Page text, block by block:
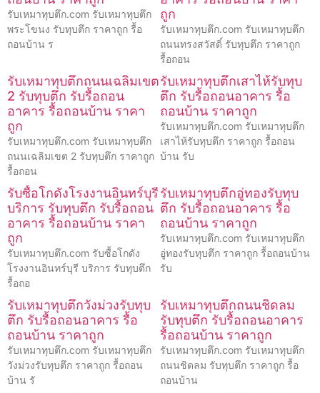
รับเหมาทุบตึก.com รับเหมาทุบตึก
พระโขนง รับทุบตึก ราคาถูก รื้อ
ถอนบ้าน ร
ถูก
รับเหมาทุบตึก.com รับเหมาทุบตึก
ถนนทรงสวัสดิ์ รับทุบตึก ราคาถูก
รื้อถอน
รับเหมาทุบตึกถนนเฉลิมเขต
2 รับทุบตึก รับรื้อถอน
อาคาร รื้อถอนบ้าน ราคา
ถูก
รับเหมาทุบตึก.com รับเหมาทุบตึก
ถนนเฉลิมเขต 2 รับทุบตึก ราคาถูก
รื้อถอน
รับเหมาทุบตึกเสาไห้รับทุบ
ตึก รับรื้อถอนอาคาร รื้อ
ถอนบ้าน ราคาถูก
รับเหมาทุบตึก.com รับเหมาทุบตึก
เสาไห้รับทุบตึก ราคาถูก รื้อถอน
บ้าน รับ
รับซื้อโกดังโรงงานอินทร์บุรี
บริการ รับทุบตึก รับรื้อถอน
อาคาร รื้อถอนบ้าน ราคา
ถูก
รับเหมาทุบตึก.com รับซื้อโกดัง
โรงงานอินทร์บุรี บริการ รับทุบตึก
รื้อถอ
รับเหมาทุบตึกอู่ทองรับทุบ
ตึก รับรื้อถอนอาคาร รื้อ
ถอนบ้าน ราคาถูก
รับเหมาทุบตึก.com รับเหมาทุบตึก
อู่ทองรับทุบตึก ราคาถูก รื้อถอนบ้าน
รับ
รับเหมาทุบตึกวังม่วงรับทุบ
ตึก รับรื้อถอนอาคาร รื้อ
ถอนบ้าน ราคาถูก
รับเหมาทุบตึก.com รับเหมาทุบตึก
วังม่วงรับทุบตึก ราคาถูก รื้อถอน
บ้าน รั
รับเหมาทุบตึกถนนชิดลม
รับทุบตึก รับรื้อถอนอาคาร
รื้อถอนบ้าน ราคาถูก
รับเหมาทุบตึก.com รับเหมาทุบตึก
ถนนชิดลม รับทุบตึก ราคาถูก รื้อ
ถอนบ้าน